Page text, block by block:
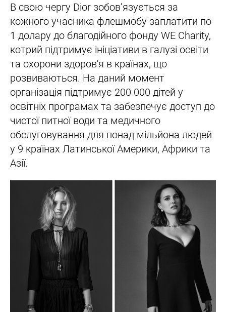
В свою чергу Dior зобов’язується за
кожного учасника флешмобу заплатити по
1 долару до благодійного фонду WE Charity,
котрий підтримує ініціативи в галузі освіти
та охорони здоров'я в країнах, що
розвиваються. На даний момент
організація підтримує 200 000 дітей у
освітніх програмах та забезпечує доступ до
чистої питної води та медичного
обслуговування для понад мільйона людей
у 9 країнах Латинської Америки, Африки та
Азії.